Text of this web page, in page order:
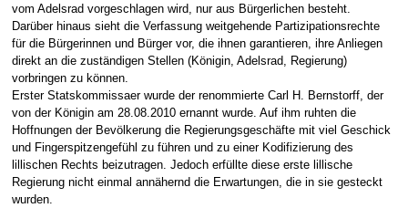
vom Adelsrad vorgeschlagen wird, nur aus Bürgerlichen besteht.
Darüber hinaus sieht die Verfassung weitgehende Partizipationsrechte
für die Bürgerinnen und Bürger vor, die ihnen garantieren, ihre Anliegen
direkt an die zuständigen Stellen (Königin, Adelsrad, Regierung)
vorbringen zu können.
Erster Statskommissaer wurde der renommierte Carl H. Bernstorff, der
von der Königin am 28.08.2010 ernannt wurde. Auf ihm ruhten die
Hoffnungen der Bevölkerung die Regierungsgeschäfte mit viel Geschick
und Fingerspitzengefühl zu führen und zu einer Kodifizierung des
lillischen Rechts beizutragen. Jedoch erfüllte diese erste lillische
Regierung nicht einmal annähernd die Erwartungen, die in sie gesteckt
wurden.